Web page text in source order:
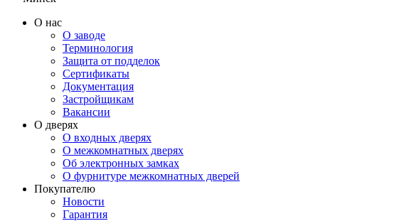
О нас
О заводе
Терминология
Защита от подделок
Сертификаты
Документация
Застройщикам
Вакансии
О дверях
О входных дверях
О межкомнатных дверях
Об электронных замках
О фурнитуре межкомнатных дверей
Покупателю
Новости
Гарантия